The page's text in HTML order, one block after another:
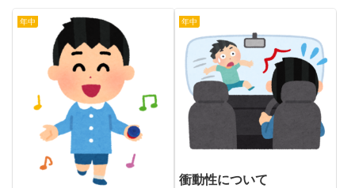
年中 年中
衝動性について